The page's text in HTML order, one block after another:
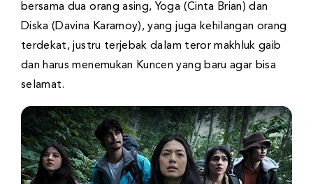
bersama dua orang asing, Yoga (Cinta Brian) dan
Diska (Davina Karamoy), yang juga kehilangan orang
terdekat, justru terjebak dalam teror makhluk gaib
dan harus menemukan Kuncen yang baru agar bisa
selamat.